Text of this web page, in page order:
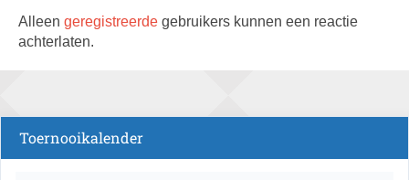
Alleen geregistreerde gebruikers kunnen een reactie
achterlaten.
Toernooikalender